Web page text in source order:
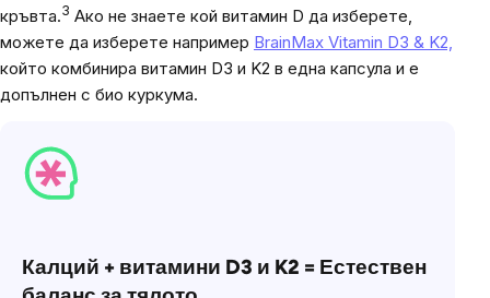
кръвта.3 Ако не знаете кой витамин D да изберете,
можете да изберете например BrainMax Vitamin D3 & K2,
който комбинира витамин D3 и K2 в една капсула и е
допълнен с био куркума.
Калций + витамини D3 и K2 = Естествен